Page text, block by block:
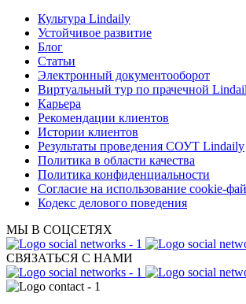
Культура Lindaily
Устойчивое развитие
Блог
Статьи
Электронный документооборот
Виртуальный тур по прачечной
Карьера
Рекомендации клиентов
Истории клиентов
Результаты проведения СОУТ Lindaily
Политика в области качества
Политика конфиденциальности
Согласие на использование cookie-
Кодекс делового поведения
МЫ В СОЦСЕТЯХ
СВЯЗАТЬСЯ С НАМИ